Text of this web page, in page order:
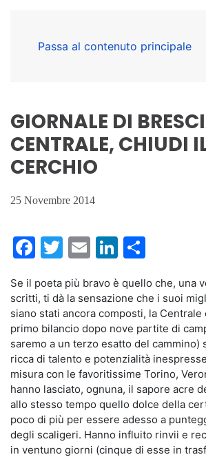
Passa al contenuto principale
GIORNALE DI
CENTRALE, CHIUDI
CERCHIO
25 Novembre 2014
Facebook
Twitter
EmailLinkedIn
Se il poeta più bravo è quello che, una
scritti, ti dà la sensazione che i suoi
siano stati ancora composti, la Centrale
primo bilancio dopo nove partite di
saremo a un terzo esatto del cammino)
ricca di talento e potenzialità
misura con le favoritissime Torino,
hanno lasciato, ognuna, il sapore acre
allo stesso tempo quello dolce della
poco di più per essere adesso a
degli scaligeri. Hanno influito rinvii e
in ventuno giorni (cinque di esse in